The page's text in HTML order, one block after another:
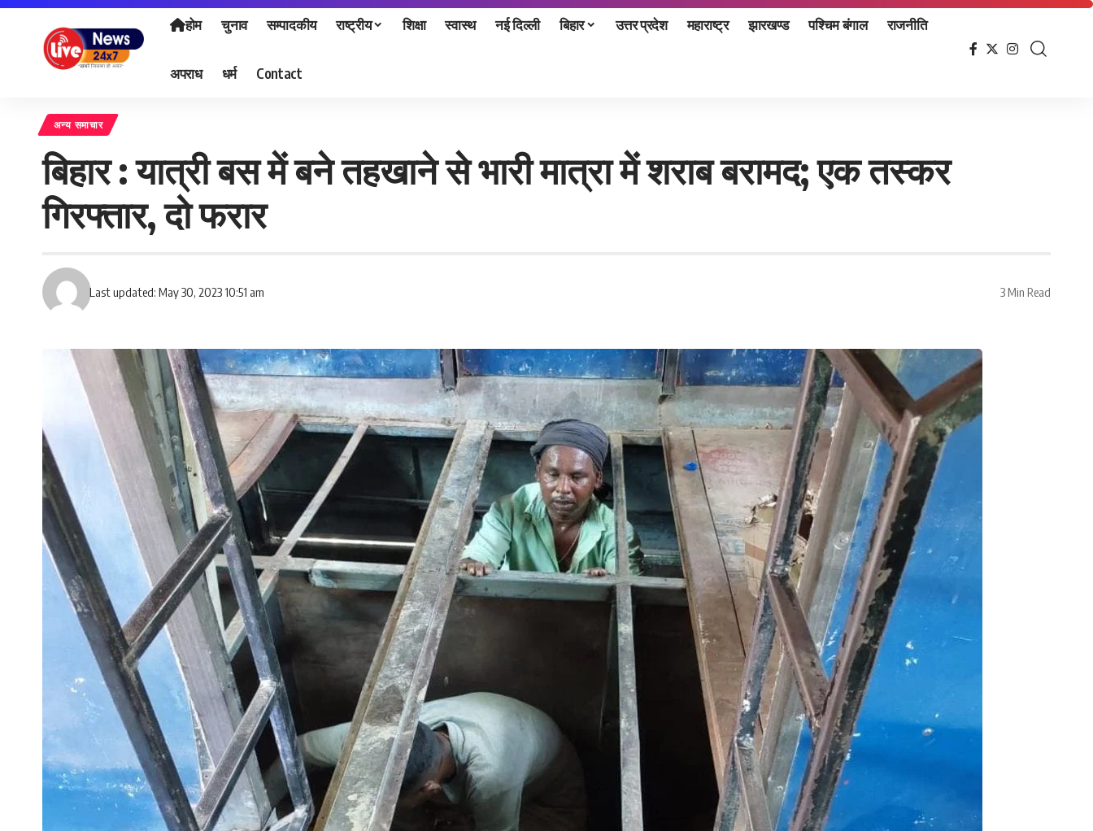
होम चुनाव सम्पादकीय राष्ट्रीय शिक्षा स्वास्थ नई दिल्ली बिहार उत्तर प्रदेश महाराष्ट्र झारखण्ड पश्चिम बंगाल राजनीति
अपराध धर्म Contact
अन्य समाचार
बिहार : यात्री बस में बने तहखाने से भारी मात्रा में शराब बरामद; एक तस्कर
गिरफ्तार, दो फरार
Last updated: May 30, 2023 10:51 am 3 Min Read